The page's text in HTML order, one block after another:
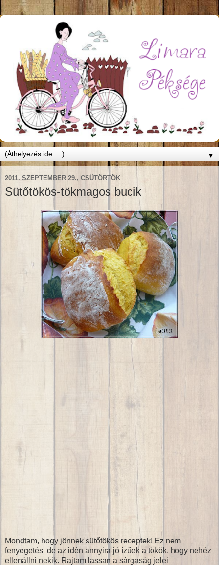
▼
2011. SZEPTEMBER 29., CSÜTÖRTÖK
Sütőtökös-tökmagos bucik
Mondtam, hogy jönnek sütőtökös receptek! Ez nem
fenyegetés, de az idén annyira jó ízűek a tökök, hogy nehéz
ellenállni nekik. Rajtam lassan a sárgaság jelei